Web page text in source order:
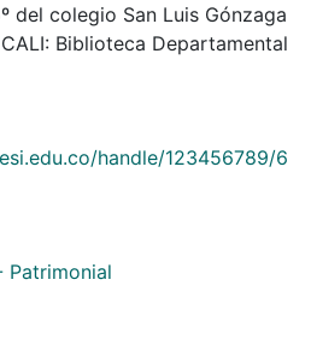
del colegio San Luis Gónzaga
Biblioteca Departamental
handle/123456789/6
Patrimonial